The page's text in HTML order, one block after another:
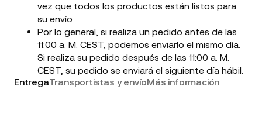
vez que todos los productos están listos para
su envío.
Por lo general, si realiza un pedido antes de las
11:00 a. M. CEST, podemos enviarlo el mismo día.
Si realiza su pedido después de las 11:00 a. M.
CEST, su pedido se enviará el siguiente día hábil.
EntregaTransportistas y envíoMás información